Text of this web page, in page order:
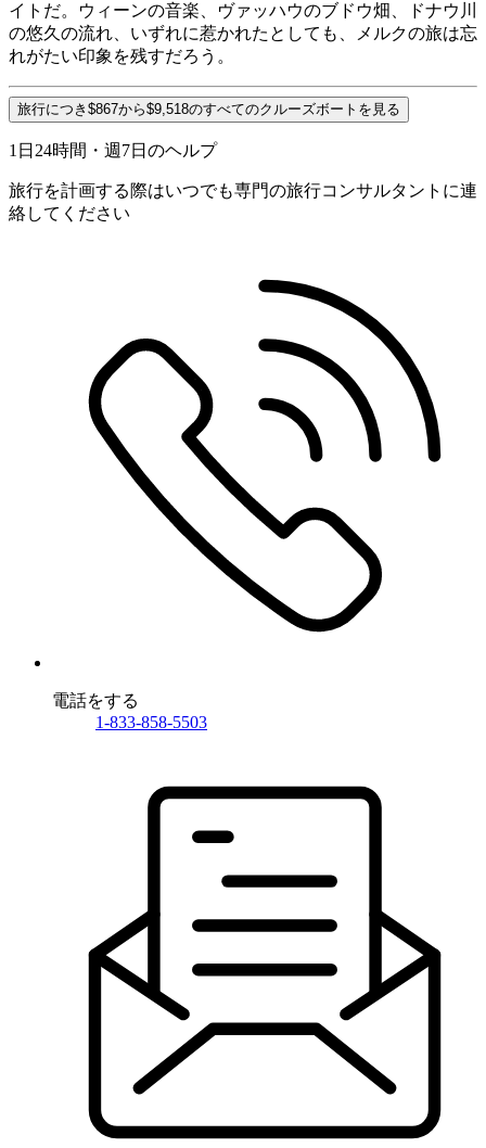
イトだ。ウィーンの音楽、ヴァッハウのブドウ畑、ドナウ川
の悠久の流れ、いずれに惹かれたとしても、メルクの旅は忘
れがたい印象を残すだろう。
旅行につき$867から$9,518のすべてのクルーズボートを見る
1日24時間・週7日のヘルプ
旅行を計画する際はいつでも専門の旅行コンサルタントに連
絡してください
電話をする
1-833-858-5503